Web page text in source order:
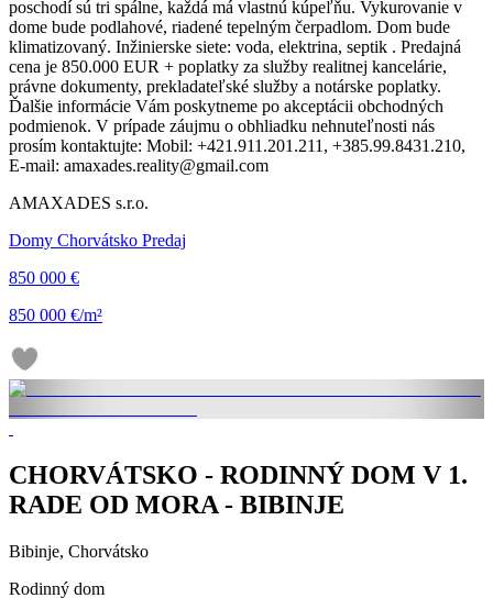
poschodí sú tri spálne, každá má vlastnú kúpeľňu. Vykurovanie v
dome bude podlahové, riadené tepelným čerpadlom. Dom bude
klimatizovaný. Inžinierske siete: voda, elektrina, septik . Predajná
cena je 850.000 EUR + poplatky za služby realitnej kancelárie,
právne dokumenty, prekladateľské služby a notárske poplatky.
Ďalšie informácie Vám poskytneme po akceptácii obchodných
podmienok. V prípade záujmu o obhliadku nehnuteľnosti nás
prosím kontaktujte: Mobil: +421.911.201.211, +385.99.8431.210,
E-mail: amaxades.reality@gmail.com
AMAXADES s.r.o.
Domy Chorvátsko Predaj
850 000 €
850 000 €/m²
CHORVÁTSKO - RODINNÝ DOM V 1.
RADE OD MORA - BIBINJE
Bibinje, Chorvátsko
Rodinný dom